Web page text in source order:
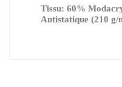
Tissu: 60%
Antistatique (210 g/